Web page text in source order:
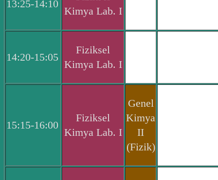
13:25-14:10
Kimya Lab. I
14:20-15:05
Fiziksel
Kimya Lab. I
15:15-16:00
Fiziksel
Kimya Lab. I
Genel
Kimya
II
(Fizik)